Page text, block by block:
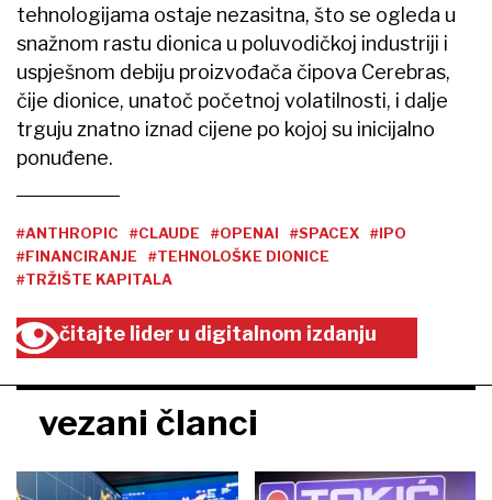
tehnologijama ostaje nezasitna, što se ogleda u
snažnom rastu dionica u poluvodičkoj industriji i
uspješnom debiju proizvođača čipova Cerebras,
čije dionice, unatoč početnoj volatilnosti, i dalje
trguju znatno iznad cijene po kojoj su inicijalno
ponuđene.
#ANTHROPIC #CLAUDE #OPENAI #SPACEX
#IPO
#FINANCIRANJE
#TEHNOLOŠKE DIONICE
#TRŽIŠTE KAPITALA
čitajte lider u digitalnom izdanju
vezani članci